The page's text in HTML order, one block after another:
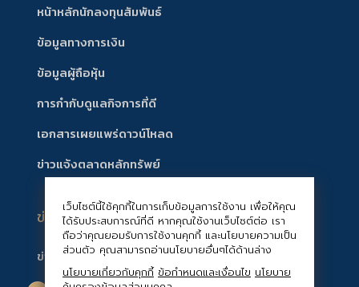
เว็บไซต์นี้ใช้คุกกี้ในการเก็บข้อมูลการใช้งาน เพื่อให้คุณ
ได้รับประสบการณ์ที่ดี หากคุณใช้งานเว็บไซต์ต่อ เรา
ถือว่าคุณยอมรับการใช้งานคุกกี้ และนโยบายความเป็น
ส่วนตัว คุณสามารถอ่านนโยบายอื่นๆได้ด้านล่าง
นโยบายเกี่ยวกับคุกกี้ ข้อกำหนดและเงื่อนไข นโยบาย
หน้าหลักนักลงทุนสัมพันธ์
ข้อมูลทางการเงิน
ข้อมูลผู้ถือหุ้น
การกำกับดูแลกิจการที่ดี
เอกสารเผยแพร่ดาวน์โหลด
ข่าวแจ้งตลาดหลักทรัพย์
ข่าวสาร/กิจกรรมบริษัท
ข่าวสารบริษัท